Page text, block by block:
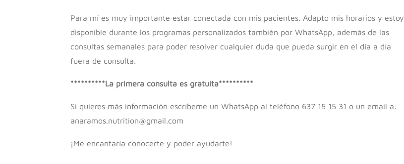
Para mí es muy importante estar conectada con mis pacientes. Adapto mis horarios y estoy
disponible durante los programas personalizados también por WhatsApp, además de las
consultas semanales para poder resolver cualquier duda que pueda surgir en el día a día
fuera de consulta.
**********La primera consulta es gratuita**********
Si quieres más información escríbeme un WhatsApp al teléfono 637 15 15 31 o un email a:
anaramos.nutrition@gmail.com
¡Me encantaría conocerte y poder ayudarte!